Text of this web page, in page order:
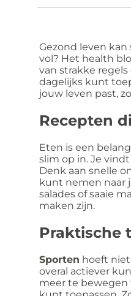
Gezond leven
vol? Het health
van strakke
dagelijks kunt
jouw leven past,
Recepten
Eten is een
slim op in. Je
Denk aan snelle
kunt nemen naar
salades of saaie
maken zijn.
Praktische
Sporten hoeft
overal actiever
meer te bewegen